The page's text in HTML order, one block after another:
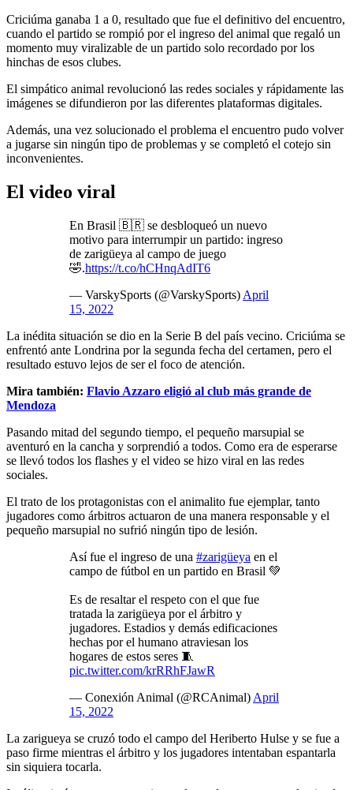
Criciúma ganaba 1 a 0, resultado que fue el definitivo del encuentro,
cuando el partido se rompió por el ingreso del animal que regaló un
momento muy viralizable de un partido solo recordado por los
hinchas de esos clubes.
El simpático animal revolucionó las redes sociales y rápidamente las
imágenes se difundieron por las diferentes plataformas digitales.
Además, una vez solucionado el problema el encuentro pudo volver
a jugarse sin ningún tipo de problemas y se completó el cotejo sin
inconvenientes.
El video viral
En Brasil 🇧🇷 se desbloqueó un nuevo
motivo para interrumpir un partido: ingreso
de zarigüeya al campo de juego
🤣.https://t.co/hCHnqAdIT6
— VarskySports (@VarskySports) April
15, 2022
La inédita situación se dio en la Serie B del país vecino. Criciúma se
enfrentó ante Londrina por la segunda fecha del certamen, pero el
resultado estuvo lejos de ser el foco de atención.
Mira también: Flavio Azzaro eligió al club más grande de
Mendoza
Pasando mitad del segundo tiempo, el pequeño marsupial se
aventuró en la cancha y sorprendió a todos. Como era de esperarse
se llevó todos los flashes y el video se hizo viral en las redes
sociales.
El trato de los protagonistas con el animalito fue ejemplar, tanto
jugadores como árbitros actuaron de una manera responsable y el
pequeño marsupial no sufrió ningún tipo de lesión.
Así fue el ingreso de una #zarigüeya en el
campo de fútbol en un partido en Brasil 💚
Es de resaltar el respeto con el que fue
tratada la zarigüeya por el árbitro y
jugadores. Estadios y demás edificaciones
hechas por el humano atraviesan los
hogares de estos seres 🧵
pic.twitter.com/krRRhFJawR
— Conexión Animal (@RCAnimal) April
15, 2022
La zarigueya se cruzó todo el campo del Heriberto Hulse y se fue a
paso firme mientras el árbitro y los jugadores intentaban espantarla
sin siquiera tocarla.